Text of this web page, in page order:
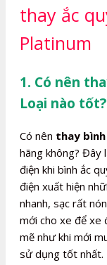
thay ắc
Platinum
1. Có nên
Loại nào tốt?
Có nên thay bình
hãng không? Đây
điện khi bình ắc
điện xuất hiện
nhanh, sạc rất
mới cho xe để xe
mẽ như khi mới
sử dụng tốt nhất.